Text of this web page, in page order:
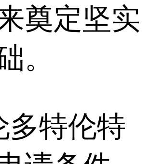
奠定坚实
。
多特伦特